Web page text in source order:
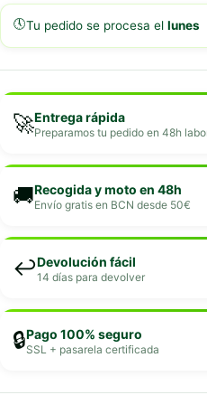
🕔Tu pedido se procesa el lunes
🚀Entrega rápida
Preparamos tu pedido en 48h
🚚Recogida y moto en 48h
Envío gratis en BCN desde 50€
↩️Devolución fácil
14 días para devolver
🔒Pago 100% seguro
SSL + pasarela certificada